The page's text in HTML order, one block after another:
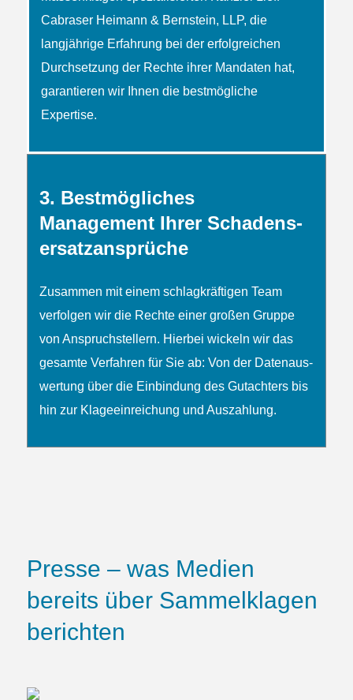
Cabraser Heimann & Bernstein, LLP, die
langjährige Erfahrung bei der erfolgreichen
Durchsetzung der Rechte ihrer Mandaten hat,
garantieren wir Ihnen die bestmögliche
Expertise.
3. Bestmögliches
Management Ihrer Schadens­
ersatz­ansprüche
Zusammen mit einem schlag­kräftigen Team
verfolgen wir die Rechte einer großen Gruppe
von Anspruch­­stellern. Hierbei wickeln wir das
gesamte Verfahren für Sie ab: Von der Daten­­aus­
wertung über die Ein­bindung des Gutachters bis
hin zur Klage­ein­reichung und Auszahlung.
Presse – was Medien
bereits über Sammelklagen
berichten